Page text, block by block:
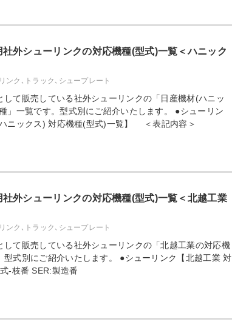
外シューリンクの対応機種(型式)一覧＜ハニック
ンク､トラック､シュープレート
して販売している社外シューリンクの「日産機材(ハニッ
」一覧です。型式別にご紹介いたします。 ●シューリン
ニックス) 対応機種(型式)一覧】 ＜表記内容＞
外シューリンクの対応機種(型式)一覧＜北越工業
ンク､トラック､シュープレート
して販売している社外シューリンクの「北越工業の対応機
型式別にご紹介いたします。 ●シューリンク【北越工業 対
-枝番 SER:製造番